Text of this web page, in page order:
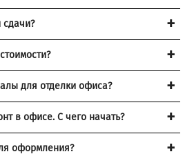
сдачи?
для отделки офиса?
в офисе. С чего начать?
оформления?